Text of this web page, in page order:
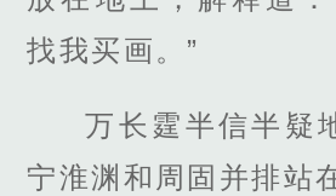
找我买画。”
万长霆半信半疑
宁淮渊和周固并排站